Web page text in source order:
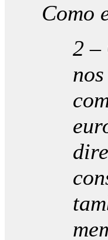
Como
2 –